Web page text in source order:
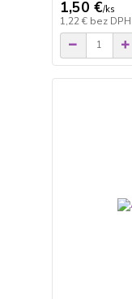
1,50 €/ks
1,22 € bez DPH